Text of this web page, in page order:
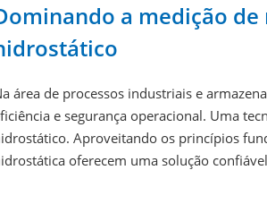
a medição
área de processos industriais e
e segurança operacional. Uma
Aproveitando os princípios
oferecem uma solução